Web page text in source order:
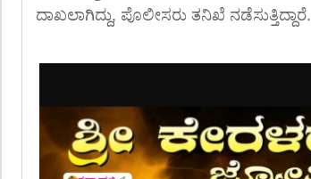
ದಾಖಲಾಗಿದ್ದು, ಪೊಲೀಸರು ತನಿಖೆ ನಡೆಸುತ್ತಿದ್ದಾರೆ.